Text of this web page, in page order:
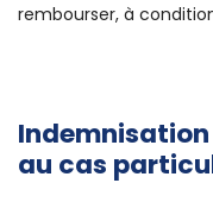
rembourser, à
au cas